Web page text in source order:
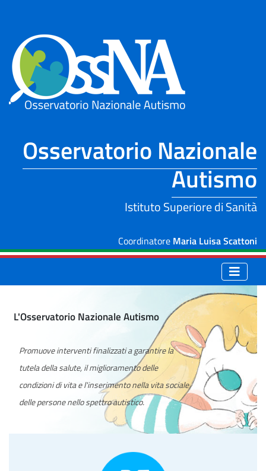
Osservatorio Nazionale
Autismo
Istituto Superiore di Sanità
Coordinatore Maria Luisa Scattoni
L'Osservatorio Nazionale Autismo
Promuove interventi finalizzati a garantire la
tutela della salute, il miglioramento delle
condizioni di vita e l'inserimento nella vita sociale
delle persone nello spettro autistico.